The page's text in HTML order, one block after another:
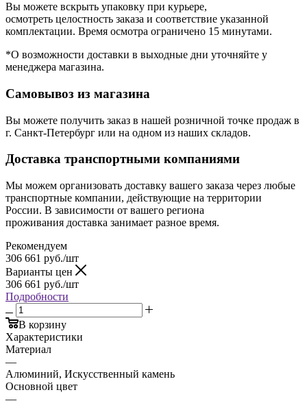
Вы можете вскрыть упаковку при курьере,
осмотреть целостность заказа и соответствие указанной
комплектации. Время осмотра ограничено 15 минутами.
*О возможности доставки в выходные дни уточняйте у
менеджера магазина.
Самовывоз из магазина
Вы можете получить заказ в нашей розничной точке продаж в
г. Санкт-Петербург или на одном из наших складов.
Доставка транспортными компаниями
Мы можем организовать доставку вашего заказа через любые
транспортные компании, действующие на территории
России. В зависимости от вашего региона
проживания доставка занимает разное время.
Рекомендуем
306 661 руб./шт
Варианты цен
306 661 руб./шт
Подробности
В корзину
Характеристики
Материал
—
Алюминий, Искусственный камень
Основной цвет
—